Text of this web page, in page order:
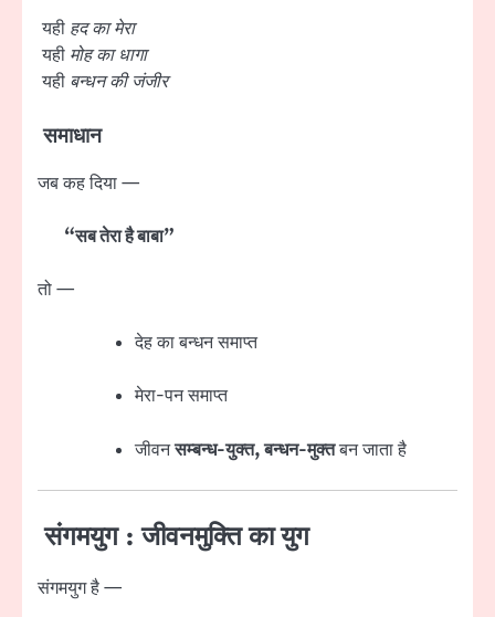
यही हद का मेरा
यही मोह का धागा
यही बन्धन की जंजीर
समाधान
जब कह दिया —
“सब तेरा है बाबा”
तो —
देह का बन्धन समाप्त
मेरा-पन समाप्त
जीवनसम्बन्ध-युक्त, बन्धन-मुक्तबन जाता है
संगमयुग : जीवनमुक्ति का युग
संगमयुग है —